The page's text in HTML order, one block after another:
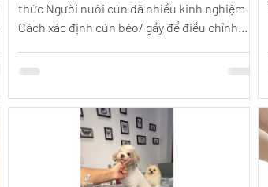
thức Người nuôi cún đã nhiều kinh nghiệm
Cách xác định cún béo/ gầy để điều chỉnh
ăn Mỗi bé cún có cơ thể với khả năng hấp thụ
việc áp dụng công thức ăn sẽ không đảm bảo
đúng 100% sức khoẻ tốt nhất, và các số liệu
công thức cũng khá rối cho người mới nuôi
cún. Để thực tế nhất, sau một thời gian nuôi
6 tháng - 1 năm, bạn cho cún đi xét nghiệm